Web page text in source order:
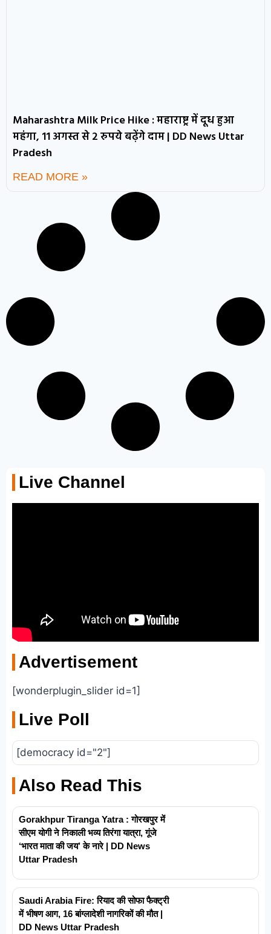
Maharashtra Milk Price Hike : महाराष्ट्र में दूध हुआ
महंगा, 11 अगस्त से 2 रुपये बढ़ेंगे दाम | DD News Uttar
Pradesh
READ MORE »
Live Channel
Advertisement
[wonderplugin_slider id=1]
Live Poll
[democracy id="2"]
Also Read This
Gorakhpur Tiranga Yatra : गोरखपुर में
सीएम योगी ने निकाली भव्य तिरंगा यात्रा, गूंजे
‘भारत माता की जय’ के नारे | DD News
Uttar Pradesh
Saudi Arabia Fire: रियाद की सोफा फैक्ट्री
में भीषण आग, 16 बांग्लादेशी नागरिकों की मौत |
DD News Uttar Pradesh